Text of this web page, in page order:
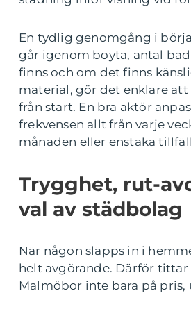
En tydlig genomgång i
går igenom boyta, antal
finns och om det finns
material, gör det enklare att
från start. En bra aktör
frekvensen allt från varje
månaden eller enstaka
Trygghet, rut-
val av städbolag
När någon släpps in i
helt avgörande. Därför tittar
Malmöbor inte bara på pris,